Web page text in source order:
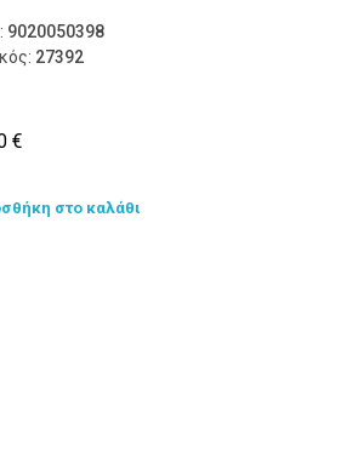
9020050398
27392
€
στο καλάθι